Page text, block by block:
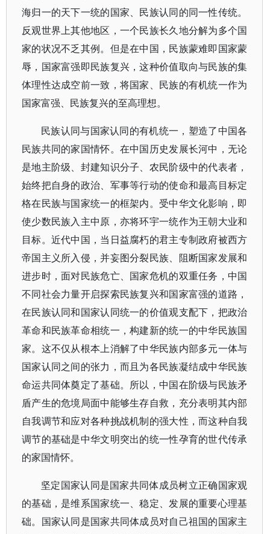
海归一的天下一统的国家、民族认同的同一性传统。
反观世界上其他地区，一个民族长久地分解为多个国
家的状况不乏其例。但是在中国，民族蒙难即国家蒙
辱，国家富强即民族复兴，这种价值取向与民族的集
体理性达成空前一致，将国家、民族的有机统一作为
国家富强、民族复兴的至高理想。
民族认同与国家认同的有机统一，塑造了中国各
民族共同的家国情怀。 在中国历史发展长河中，无论
是地主阶级、封建知识分子、农民阶级中的代表者，
始终把自身的政治、军事等行动的使命和最高目标定
格在民族与国家统一的框架内。受中华文化影响，即
使少数民族入主中原，亦将环宇一统作为王朝大业和
目标。近代中国，当日益腐朽的君主专制政府被西方
帝国主义所入侵，并妄图分裂民族、阻断国家发展和
进步时，面对民族危亡、国家危机的双重任务，中国
不同社会力量开启探索民族复兴和国家富强的道路，
在民族认同和国家认同统一的价值观支配下，把政治
革命和民族革命相统一，构建新的统一的中华民族国
家。这不仅从根本上消解了中华民族内部多元一体与
国家认同之间的张力，而且为各民族凝结成中华民族
命运共同体奠定了基础。所以， 中国在阶级与民族矛
盾产生的危境局面中能够生存自救，充分表明其内部
自我调节和应对各种挑战机制的强大性，而这种自我
调节的基础是中华文明突出的统一性孕育的世代传承
的家国情怀。
坚定国家认同是国家共同体成员树立正确国家观
的基础，是维系国家统一、稳定、发展的重要心理基
础。国家认同是国家共同体成员对自己祖国的国家主